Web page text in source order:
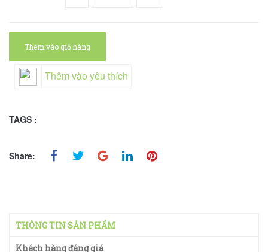
Thêm vào giỏ hàng
Thêm vào yêu thích
TAGS :
Share:
THÔNG TIN SẢN PHẨM
Khách hàng đáng giá